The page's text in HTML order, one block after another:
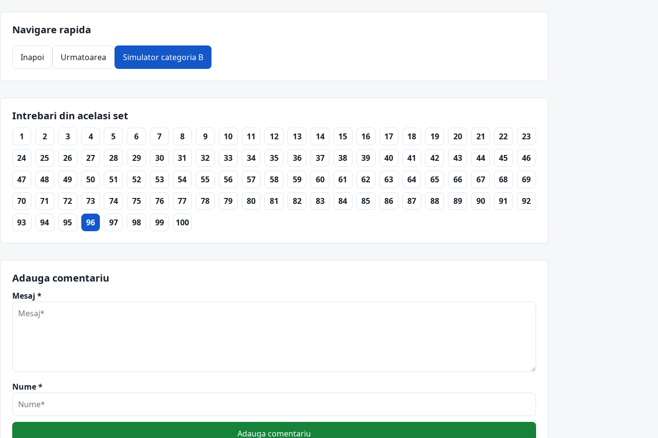
Navigare rapida
Inapoi Urmatoarea Simulator categoria B
Intrebari din acelasi set
1 2 3 4 5 6 7 8 9 10 11 12 13 14 15 16 17 18 19 20 21 22
23
24
25 26 27 28 29 30 31 32 33 34 35 36 37 38 39 40 41 42 43 44 45
46
47
48 49 50 51 52 53 54 55 56 57 58 59 60 61 62 63 64 65 66 67 68
69
70
71 72 73 74 75 76 77 78 79 80 81 82 83 84 85 86 87 88 89 90 91
92
93
94 95 96 97 98 99 100
Adauga comentariu
Mesaj *
Nume *
Adauga comentariu